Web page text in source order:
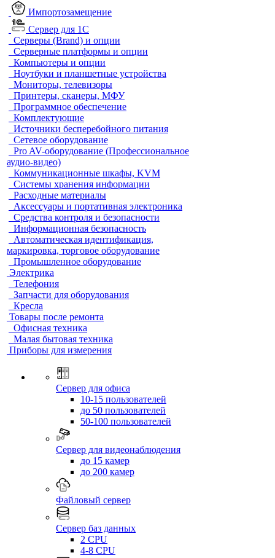
Импортозамещение
Сервер для 1С
Серверы (Brand) и опции
Серверные платформы и опции
Компьютеры и опции
Ноутбуки и планшетные устройства
Мониторы, телевизоры
Принтеры, сканеры, МФУ
Программное обеспечение
Комплектующие
Источники бесперебойного питания
Сетевое оборудование
Pro AV-оборудование (Профессиональное
аудио-видео)
Коммуникационные шкафы, KVM
Системы хранения информации
Расходные материалы
Аксессуары и портативная электроника
Средства контроля и безопасности
Информационная безопасность
Автоматическая идентификация,
маркировка, торговое оборудование
Промышленное оборудование
Электрика
Телефония
Запчасти для оборудования
Кресла
Товары после ремонта
Офисная техника
Малая бытовая техника
Приборы для измерения
Сервер для офиса
10-15 пользователей
до 50 пользователей
50-100 пользователей
Сервер для видеонаблюдения
до 15 камер
до 200 камер
Файловый сервер
Сервер баз данных
2 CPU
4-8 CPU